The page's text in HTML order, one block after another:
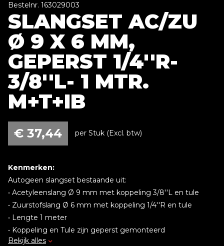
Bestelnr. 163029003
SLANGSET AC/ZU
Ø 9 X 6 MM,
GEPERST 1/4''R-
3/8''L- 1 MTR.
M+T+IB
€ 37,44 per Stuk (Excl. btw)
Kenmerken:
Autogeen slangset bestaande uit:
• Acetyleenslang Ø 9 mm met koppeling 3/8''L en tule
• Zuurstofslang Ø 6 mm met koppeling 1/4''R en tule
• Lengte 1 meter
• Koppeling en Tule zijn geperst gemonteerd
Bekijk alles